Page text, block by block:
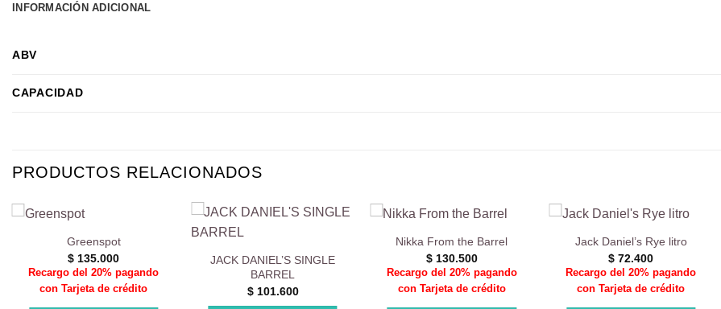
INFORMACIÓN ADICIONAL
ABV
CAPACIDAD
PRODUCTOS RELACIONADOS
Greenspot
$ 135.000
Recargo del 20% pagando
con Tarjeta de crédito
JACK DANIEL’S SINGLE
BARREL
$101.600
Nikka From the Barrel
$130.500
Recargo del 20% pagando
con Tarjeta de crédito
Jack Daniel’s Rye litro
$ 72.400
Recargo del 20% pagando
con Tarjeta de crédito